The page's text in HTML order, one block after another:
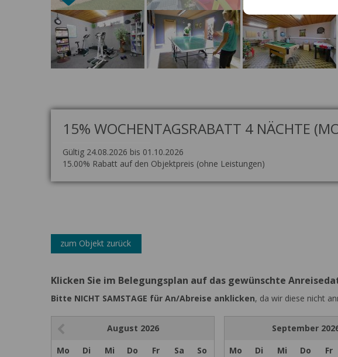
15% WOCHENTAGSRABATT 4 NÄCHTE
Gültig 24.08.2026 bis 01.10.2026
15.00% Rabatt auf den Objektpreis (ohne Leistungen)
zum Objekt zurück
Klicken Sie im Belegungsplan auf das gewünschte
Bitte NICHT SAMSTAGE für An/Abreise anklicken, da wir diese nicht
August 2026
Mo
Di Mi Do Fr Sa
So
September
Mo
Di Mi Do Fr